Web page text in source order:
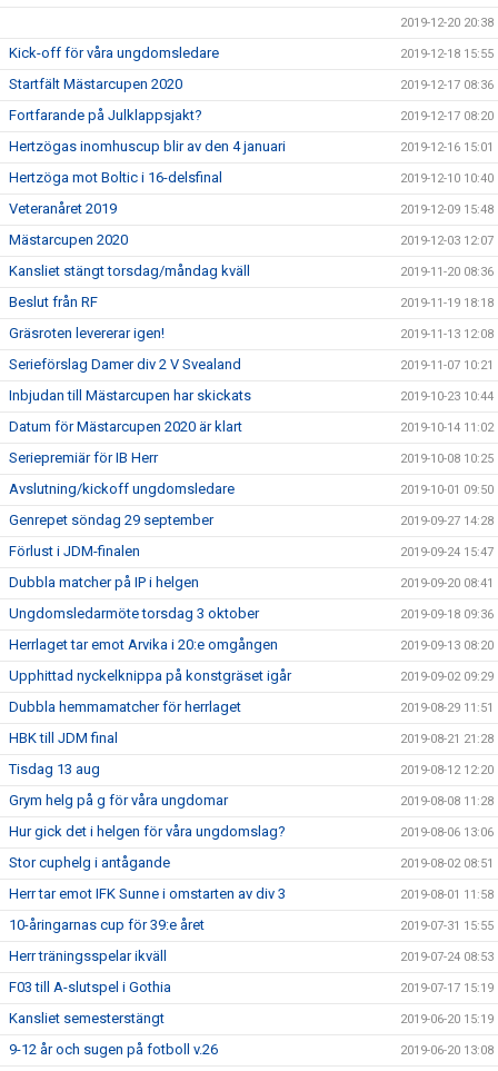
2019-12-20 20:38
Kick-off för våra ungdomsledare 2019-12-18 15:55
Startfält Mästarcupen 2020 2019-12-17 08:36
Fortfarande på Julklappsjakt? 2019-12-17 08:20
Hertzögas inomhuscup blir av den 4 januari 2019-12-16 15:01
Hertzöga mot Boltic i 16-delsfinal 2019-12-10 10:40
Veteranåret 2019 2019-12-09 15:48
Mästarcupen 2020 2019-12-03 12:07
Kansliet stängt torsdag/måndag kväll 2019-11-20 08:36
Beslut från RF 2019-11-19 18:18
Gräsroten levererar igen! 2019-11-13 12:08
Serieförslag Damer div 2 V Svealand 2019-11-07 10:21
Inbjudan till Mästarcupen har skickats 2019-10-23 10:44
Datum för Mästarcupen 2020 är klart 2019-10-14 11:02
Seriepremiär för IB Herr 2019-10-08 10:25
Avslutning/kickoff ungdomsledare 2019-10-01 09:50
Genrepet söndag 29 september 2019-09-27 14:28
Förlust i JDM-finalen 2019-09-24 15:47
Dubbla matcher på IP i helgen 2019-09-20 08:41
Ungdomsledarmöte torsdag 3 oktober 2019-09-18 09:36
Herrlaget tar emot Arvika i 20:e omgången 2019-09-13 08:20
Upphittad nyckelknippa på konstgräset igår 2019-09-02 09:29
Dubbla hemmamatcher för herrlaget 2019-08-29 11:51
HBK till JDM final 2019-08-21 21:28
Tisdag 13 aug 2019-08-12 12:20
Grym helg på g för våra ungdomar 2019-08-08 11:28
Hur gick det i helgen för våra ungdomslag? 2019-08-06 13:06
Stor cuphelg i antågande 2019-08-02 08:51
Herr tar emot IFK Sunne i omstarten av div 3 2019-08-01 11:58
10-åringarnas cup för 39:e året 2019-07-31 15:55
Herr träningsspelar ikväll 2019-07-24 08:53
F03 till A-slutspel i Gothia 2019-07-17 15:19
Kansliet semesterstängt 2019-06-20 15:19
9-12 år och sugen på fotboll v.26 2019-06-20 13:08